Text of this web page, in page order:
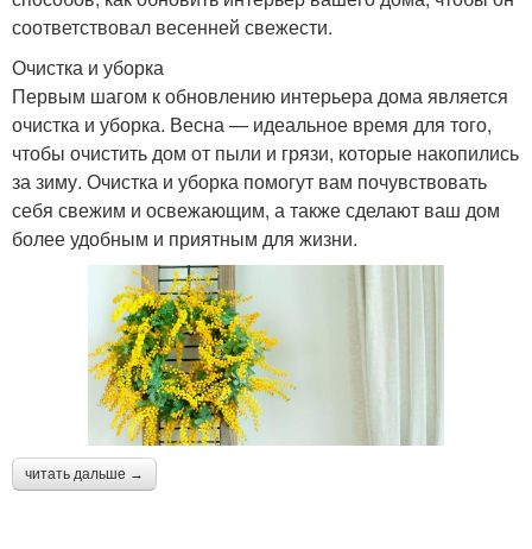
соответствовал весенней свежести.
Очистка и уборка
Первым шагом к обновлению интерьера дома является
очистка и уборка. Весна — идеальное время для того,
чтобы очистить дом от пыли и грязи, которые накопились
за зиму. Очистка и уборка помогут вам почувствовать
себя свежим и освежающим, а также сделают ваш дом
более удобным и приятным для жизни.
читать дальше →